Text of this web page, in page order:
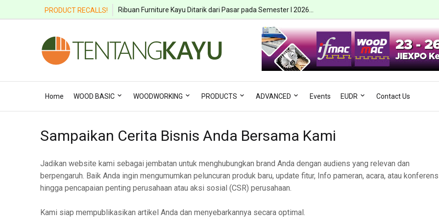
PRODUCT RECALLS! Ribuan Furniture Kayu Ditarik dari Pasar pada Semester I 2026...
Home WOOD BASIC WOODWORKING PRODUCTS ADVANCED Events EUDR Contact Us
Sampaikan Cerita Bisnis Anda Bersama Kami
Jadikan website kami sebagai jembatan untuk menghubungkan brand Anda dengan audiens yang relevan dan
berpengaruh. Baik Anda ingin mengumumkan peluncuran produk baru, update fitur, Info pameran, acara, atau
hingga pencapaian penting perusahaan atau aksi sosial (CSR) perusahaan.
Kami siap mempublikasikan artikel Anda dan menyebarkannya secara optimal.